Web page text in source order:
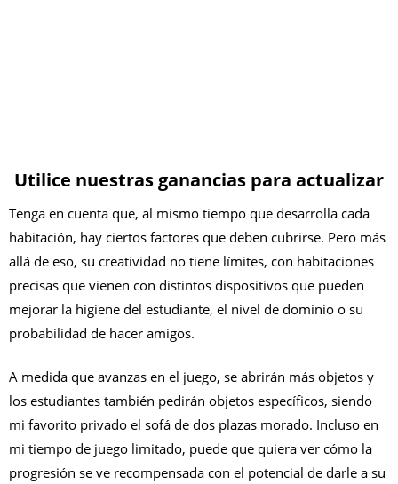
Utilice nuestras ganancias para actualizar
Tenga en cuenta que, al mismo tiempo que desarrolla cada
habitación, hay ciertos factores que deben cubrirse. Pero más
allá de eso, su creatividad no tiene límites, con habitaciones
precisas que vienen con distintos dispositivos que pueden
mejorar la higiene del estudiante, el nivel de dominio o su
probabilidad de hacer amigos.
A medida que avanzas en el juego, se abrirán más objetos y
los estudiantes también pedirán objetos específicos, siendo
mi favorito privado el sofá de dos plazas morado. Incluso en
mi tiempo de juego limitado, puede que quiera ver cómo la
progresión se ve recompensada con el potencial de darle a su